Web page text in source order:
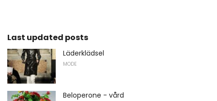
Last updated posts
Läderklädsel
MODE
Beloperone - vård